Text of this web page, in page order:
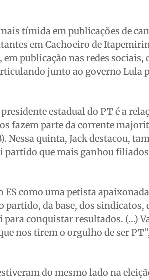
tímida em publicações de
em Cachoeiro de
publicação nas redes sociais,
junto ao governo Lula
estadual do PT é a
fazem parte da corrente
Nessa quinta, Jack destacou,
que mais ganhou filiados
ES como uma petista
partido, da base, dos
para conquistar resultados. (…)
nos tirem o orgulho de ser
do mesmo lado na